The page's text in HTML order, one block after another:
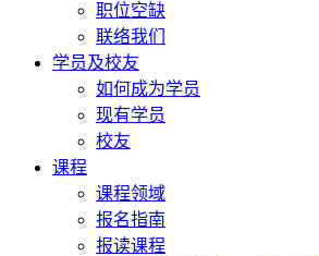
职位空缺
联络我们
学员及校友
如何成为学员
现有学员
校友
课程
课程领域
报名指南
报读课程